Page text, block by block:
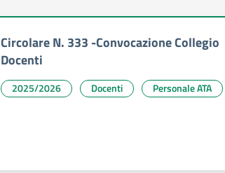
Circolare N. 333 -Convocazione Collegio
Docenti
2025/2026 Docenti Personale ATA